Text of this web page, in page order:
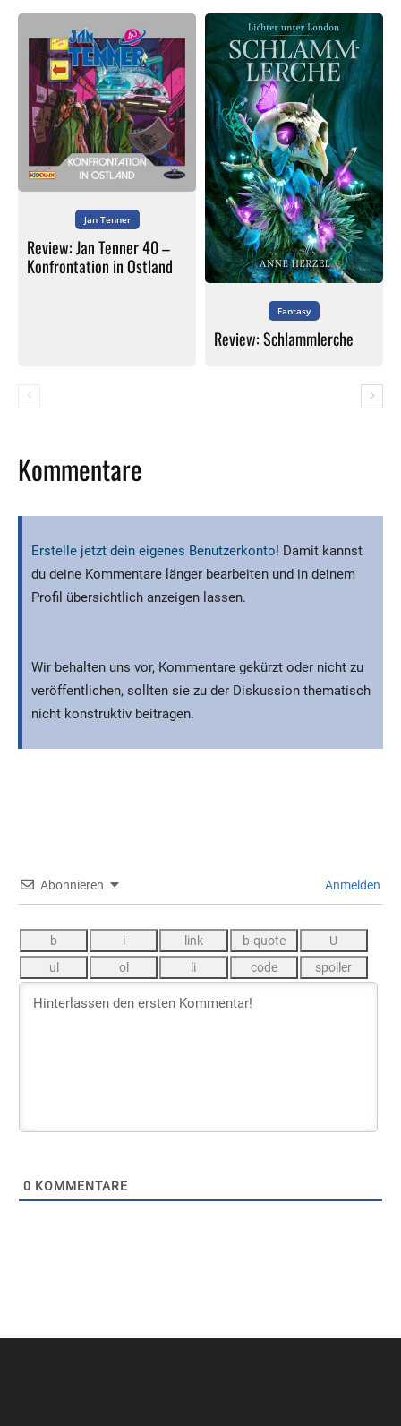
Jan Tenner
Review: Jan Tenner 40 –
Konfrontation in Ostland
Fantasy
Review: Schlammlerche
Kommentare
Erstelle jetzt dein eigenes Benutzerkonto! Damit kannst
du deine Kommentare länger bearbeiten und in deinem
Profil übersichtlich anzeigen lassen.
Wir behalten uns vor, Kommentare gekürzt oder nicht zu
veröffentlichen, sollten sie zu der Diskussion thematisch
nicht konstruktiv beitragen.
Abonnieren Anmelden
0 KOMMENTARE